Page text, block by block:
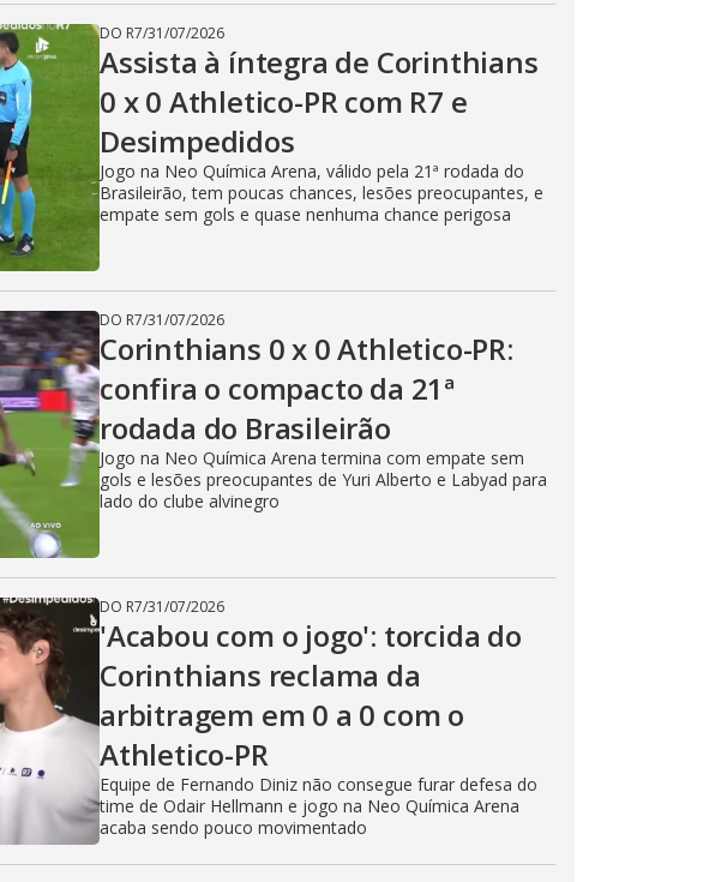
DO R7/31/07/2026
Assista à íntegra de Corinthians
0 x 0 Athletico-PR com R7 e
Desimpedidos
Jogo na Neo Química Arena, válido pela 21ª rodada do
Brasileirão, tem poucas chances, lesões preocupantes, e
empate sem gols e quase nenhuma chance perigosa
DO R7/31/07/2026
Corinthians 0 x 0 Athletico-PR:
confira o compacto da 21ª
rodada do Brasileirão
Jogo na Neo Química Arena termina com empate sem
gols e lesões preocupantes de Yuri Alberto e Labyad para
lado do clube alvinegro
DO R7/31/07/2026
'Acabou com o jogo': torcida do
Corinthians reclama da
arbitragem em 0 a 0 com o
Athletico-PR
Equipe de Fernando Diniz não consegue furar defesa do
time de Odair Hellmann e jogo na Neo Química Arena
acaba sendo pouco movimentado